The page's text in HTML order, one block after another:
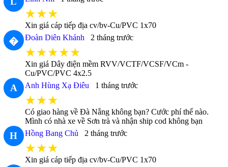
★★★
Xin giá cáp tiếp địa cv/bv-Cu/PVC 1x70
� Đoàn Diên Khánh 2 tháng trước
★★★★★
Xin giá Dây điện mềm RVV/VCTF/VCSF/VCm -
Cu/PVC/PVC 4x2.5
A Anh Hùng Xạ Điêu 1 tháng trước
★★★
Có giao hàng về Đà Nẵng không bạn? Cước phí thế nào.
Mình có nhà xe về Sơn trà và nhận ship cod không bạn
H Hồng Bang Chủ 2 tháng trước
★★★
Xin giá cáp tiếp địa cv/bv-Cu/PVC 1x70